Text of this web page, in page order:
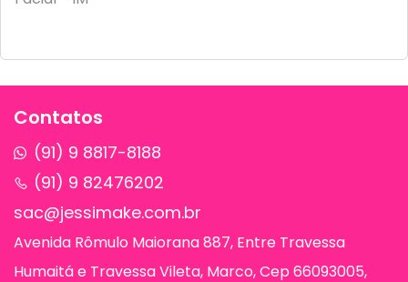
Contatos
(91) 9 8817-8188
(91) 9 82476202
sac@jessimake.com.br
Avenida Rômulo Maiorana 887, Entre Travessa
Humaitá e Travessa Vileta, Marco, Cep 66093005,